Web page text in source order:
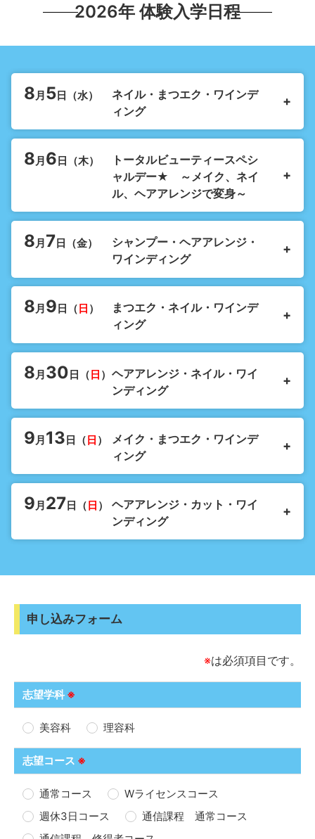
2026年 体験入学日程
8 月5日（水）
ネイル・まつエク・ワインデ
ィング
8月6日（木）
トータルビューティースペシ
ャルデー★ ～メイク、ネイ
ル、ヘアアレンジで変身～
8月7日（金）
シャンプー・ヘアアレンジ・
ワインディング
8月 9 日（ 日 ）
まつエク・ネイル・ワインデ
ィング
8 月30日（日 ） ヘアアレンジ・ネイル・ワイ
ンディング
9 月13日（日 ）
メイク・まつエク・ワインデ
ィング
9月27日（日 ）
ヘアアレンジ・カット・ワイ
ンディング
申し込みフォーム
※は必須項目です。
志望学科 ※
美容科 理容科
志望コース ※
通常コース
Wライセンスコース
週休3日コース
通信課程 通常コース